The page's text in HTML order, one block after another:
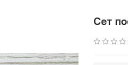
Сет